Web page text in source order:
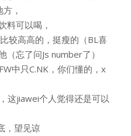
，
料可以喝，
较高高的，挺瘦的（BL喜
忘了问Js number了）
中只C.NK，你们懂的，x
这jiawei个人觉得还是可以
，望见谅